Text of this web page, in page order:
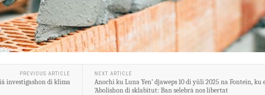
PREVIOUS ARTICLE
investigashon di klima
NEXT ARTICLE
Anochi ku Luna Yen’ djaweps 10 di yüli 2025 na Fontein, ku
‘Abolishon di sklabitut: Ban selebrá nos libertat